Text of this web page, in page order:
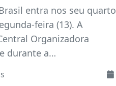
entra nos seu quarto
feira (13). A
Organizadora
durante a…